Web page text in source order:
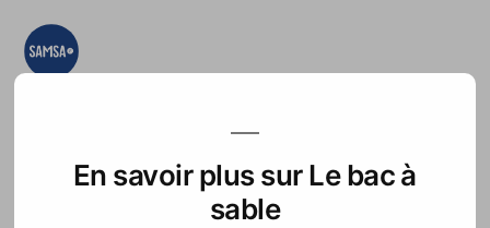
Aller
teste, on expérimente
Accueil France Télé
En savoir plus sur Le bac à
sable